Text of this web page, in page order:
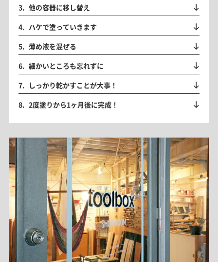
他の容器に移し替え
ハケで塗っていきます
薄め液を混ぜる
細かいところも忘れずに
しっかり乾かすことが大事！
2度塗りから1ヶ月後に完成！